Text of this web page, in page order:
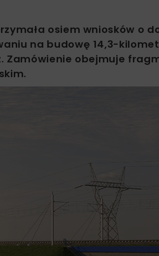
osiem wniosków o
na budowę 14,3-
Zamówienie obejmuje